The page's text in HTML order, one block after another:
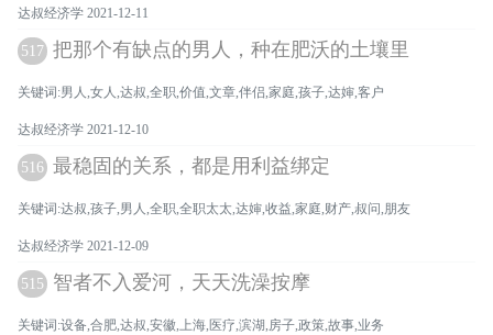
达叔经济学 2021-12-11
517 把那个有缺点的男人，种在肥沃的土壤里
关键词:男人,女人,达叔,全职,价值,文章,伴侣,家庭,孩子,达婶,客户
达叔经济学 2021-12-10
516 最稳固的关系，都是用利益绑定
关键词:达叔,孩子,男人,全职,全职太太,达婶,收益,家庭,财产,叔问,朋友
达叔经济学 2021-12-09
515 智者不入爱河，天天洗澡按摩
关键词:设备,合肥,达叔,安徽,上海,医疗,滨湖,房子,政策,故事,业务